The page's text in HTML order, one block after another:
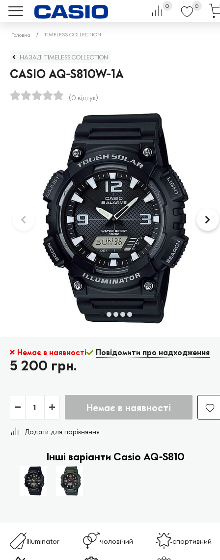
0 0
Головна TIMELESS COLLECTION
НАЗАД: TIMELESS COLLECTION
CASIO AQ-S810W-1A
(0 відгук)
Немає в наявності Повідомити про надходження
5 200 грн.
Немає в наявності
Додати для порівняння
Інші варіанти Casio AQ-S810
Illuminator чоловічий спортивний